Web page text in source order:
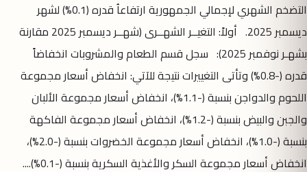
التضخم الشهري لإجمالي الجمهورية ارتفاعاُ قدره (0.1%) لشهر
ديسمبر 2025. أولاً: التغيــر الشهــرى (شهــر ديسمبر 2025 مقارنة
بشهـر نوفمبر 2025): سجل قسم الطعام والمشروبات انخفاضاً
قدره (-0.8%) وتأتى التغييرات نتيجة للآتي: انخفاض أسعار مجموعة
اللحوم والدواجن بنسبة (-1.1%)، انخفاض أسعار مجموعة الألبان
والجبن والبيض بنسبة (-1.2%)، انخفاض أسعار مجموعة الفاكهة
بنسبة (-1.0%)، انخفاض أسعار مجموعة الخضروات بنسبة (-2.0%)،
انخفاض أسعار مجموعة السكر والأغذية السكرية بنسبة (-0.1%)....